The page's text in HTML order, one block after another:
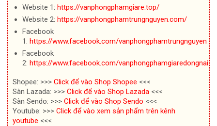
Website 1: https://vanphongphamgiare.top/
Website 2: https://vanphongphamtrungnguyen.com/
Facebook
1: https://www.facebook.com/vanphongphamtrungnguyen
Facebook
2: https://www.facebook.com/vanphongphamgiaredongnai
Shopee: >>> Click để vào Shop Shopee <<<
Sàn Lazada: >>> Click để vào Shop Lazada <<<
Sàn Sendo: >>> Click để vào Shop Sendo <<<
Youtube: >>> Click để vào xem sản phẩm trên kênh
youtube <<<